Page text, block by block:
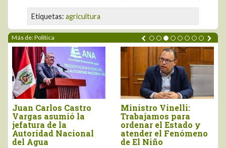
Etiquetas: agricultura
Más de: Política
Gobierno simplificará
procesos para acceso
a créditos del Banco
Agropecuario
“Recuperar
presupuesto del
Midagri y negociar
aranceles con Estados
Unidos deben estar en